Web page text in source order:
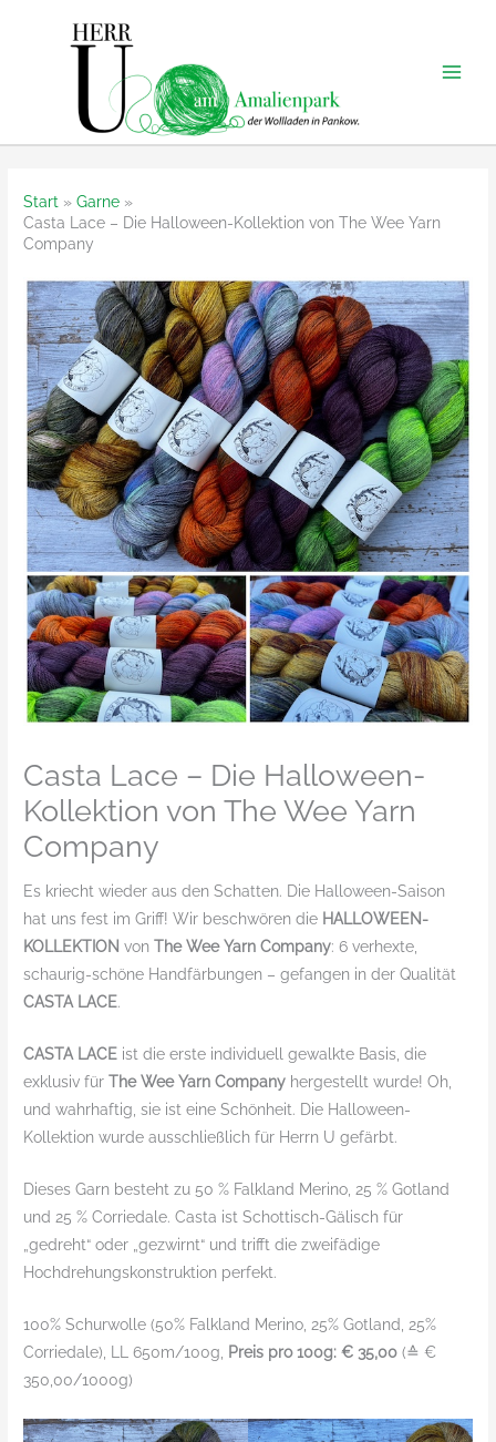
Start
Garne
Casta Lace – Die Halloween-Kollektion von The Wee Yarn
Company
Casta Lace – Die Halloween-
Kollektion von The Wee Yarn
Company
Es kriecht wieder aus den Schatten. Die Halloween-Saison
hat uns fest im Griff! Wir beschwören die HALLOWEEN-
KOLLEKTION vonThe Wee Yarn Company: 6 verhexte,
schaurig-schöne Handfärbungen – gefangen in der Qualität
CASTA LACE.
CASTA LACE ist die erste individuell gewalkte Basis, die
exklusiv fürThe Wee Yarn Company hergestellt wurde! Oh,
und wahrhaftig, sie ist eine Schönheit. Die Halloween-
Kollektion wurde ausschließlich für Herrn U gefärbt.
Dieses Garn besteht zu 50 % Falkland Merino, 25 % Gotland
und 25 % Corriedale. Casta ist Schottisch-Gälisch für
„gedreht“ oder „gezwirnt“ und trifft die zweifädige
Hochdrehungskonstruktion perfekt.
100% Schurwolle (50% Falkland Merino, 25% Gotland, 25%
Corriedale), LL 650m/100g,
Preis pro 100g: € 35,00 (≙ €
350,00/1000g)